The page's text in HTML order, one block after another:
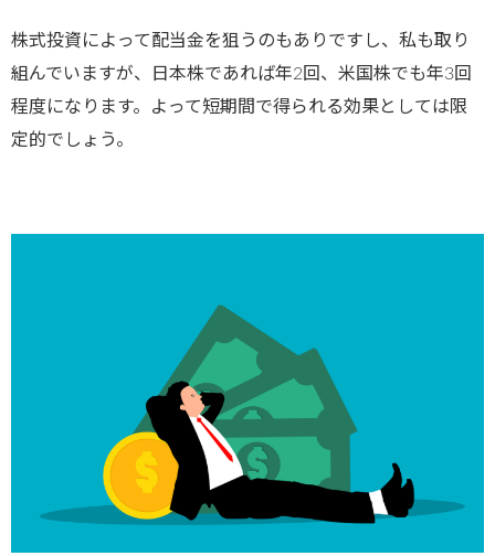
株式投資によって配当金を狙うのもありですし、私も取り
組んでいますが、日本株であれば年2回、米国株でも年3回
程度になります。よって短期間で得られる効果としては限
定的でしょう。